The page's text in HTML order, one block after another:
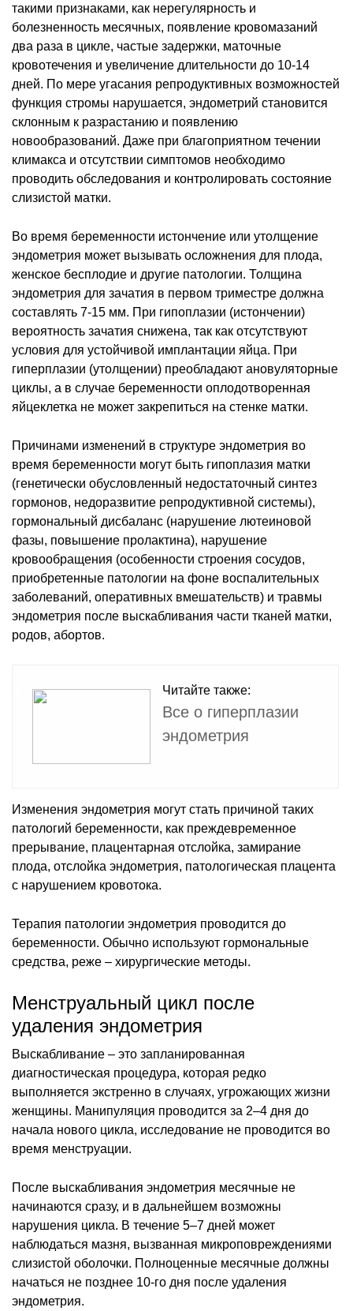
такими признаками, как нерегулярность и
болезненность месячных, появление кровомазаний
два раза в цикле, частые задержки, маточные
кровотечения и увеличение длительности до 10-14
дней. По мере угасания репродуктивных возможностей
функция стромы нарушается, эндометрий становится
склонным к разрастанию и появлению
новообразований. Даже при благоприятном течении
климакса и отсутствии симптомов необходимо
проводить обследования и контролировать состояние
слизистой матки.
Во время беременности истончение или утолщение
эндометрия может вызывать осложнения для плода,
женское бесплодие и другие патологии. Толщина
эндометрия для зачатия в первом триместре должна
составлять 7-15 мм. При гипоплазии (истончении)
вероятность зачатия снижена, так как отсутствуют
условия для устойчивой имплантации яйца. При
гиперплазии (утолщении) преобладают ановуляторные
циклы, а в случае беременности оплодотворенная
яйцеклетка не может закрепиться на стенке матки.
Причинами изменений в структуре эндометрия во
время беременности могут быть гипоплазия матки
(генетически обусловленный недостаточный синтез
гормонов, недоразвитие репродуктивной системы),
гормональный дисбаланс (нарушение лютеиновой
фазы, повышение пролактина), нарушение
кровообращения (особенности строения сосудов,
приобретенные патологии на фоне воспалительных
заболеваний, оперативных вмешательств) и травмы
эндометрия после выскабливания части тканей матки,
родов, абортов.
Читайте также:
Все о гиперплазии
эндометрия
Изменения эндометрия могут стать причиной таких
патологий беременности, как преждевременное
прерывание, плацентарная отслойка, замирание
плода, отслойка эндометрия, патологическая плацента
с нарушением кровотока.
Терапия патологии эндометрия проводится до
беременности. Обычно используют гормональные
средства, реже – хирургические методы.
Менструальный цикл после
удаления эндометрия
Выскабливание – это запланированная
диагностическая процедура, которая редко
выполняется экстренно в случаях, угрожающих жизни
женщины. Манипуляция проводится за 2–4 дня до
начала нового цикла, исследование не проводится во
время менструации.
После выскабливания эндометрия месячные не
начинаются сразу, и в дальнейшем возможны
нарушения цикла. В течение 5–7 дней может
наблюдаться мазня, вызванная микроповреждениями
слизистой оболочки. Полноценные месячные должны
начаться не позднее 10-го дня после удаления
эндометрия.